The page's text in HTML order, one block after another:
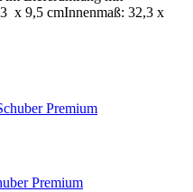
x 9,5 cmInnenmaß: 32,3 x
Premium